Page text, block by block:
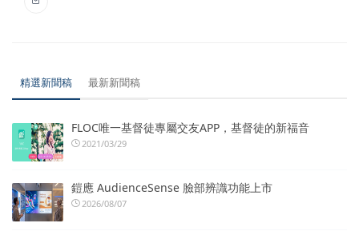
精選新聞稿 最新新聞稿
FLOC唯一基督徒專屬交友APP，基督徒的新福音
2021/03/29
鎧應 AudienceSense 臉部辨識功能上市
2026/08/07